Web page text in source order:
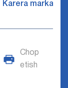
Karera markazi
Chop
etish